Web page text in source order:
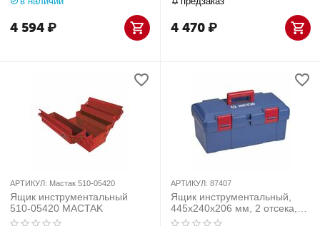
4 594₽ 4 470₽
АРТИКУЛ: Мастак 510-05420
Ящик инструментальный
510-05420 MACTAK
АРТИКУЛ: 87407
Ящик инструментальный,
445x240x206 мм, 2 отсека,
полипропилен 87407